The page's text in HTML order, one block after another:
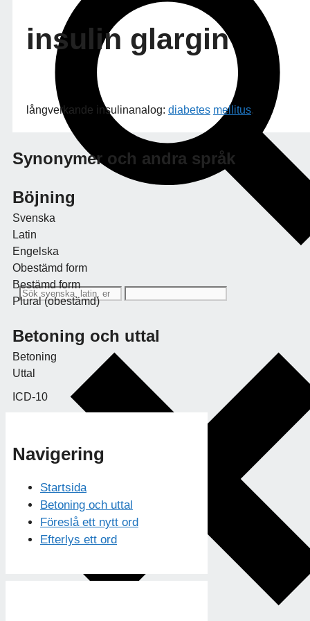
insulin glargin
långverkande insulinanalog: diabetes mellitus.
Synonymer och andra språk
Böjning
Svenska
Latin
Engelska
Obestämd form
Bestämd form
Plural (obestämd)
Betoning och uttal
Betoning
Uttal
ICD-10
Navigering
Startsida
Betoning och uttal
Föreslå ett nytt ord
Efterlys ett ord